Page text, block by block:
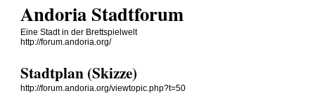
Andoria Stadtforum
Eine Stadt in der Brettspielwelt
http://forum.andoria.org/
Stadtplan (Skizze)
http://forum.andoria.org/viewtopic.php?t=50